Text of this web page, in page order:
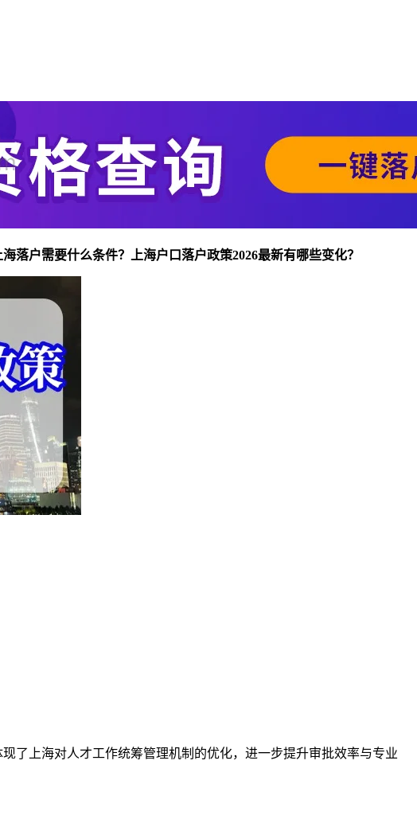
海落户需要什么条件？ 上海户口落户政策2026最新有哪些变化？
了上海对人才工作统筹管理机制的优化，进一步提升审批效率与专业